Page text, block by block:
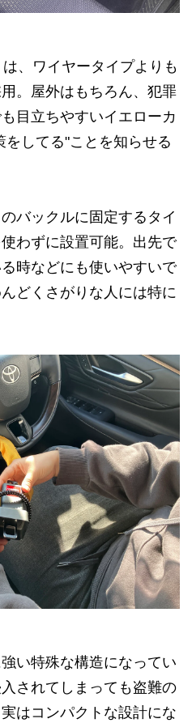
は、ワイヤータイプよりも
。屋外はもちろん、犯罪
目立ちやすいイエローカ
してる"ことを知らせる
バックルに固定するタイ
わずに設置可能。出先で
時などにも使いやすいで
どくさがりな人には特に
い特殊な構造になってい
されてしまっても盗難の
はコンパクトな設計にな